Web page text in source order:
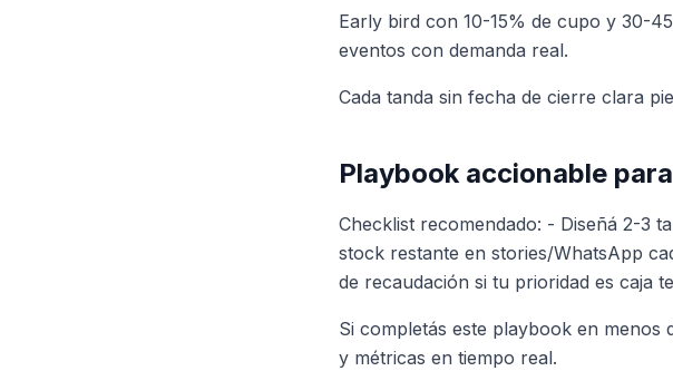
Early bird con 10-15% de cupo y 30-
eventos con demanda real.
Cada tanda sin fecha de cierre clara
Playbook accionable
Checklist recomendado: - Diseñá 2-3
stock restante en stories/WhatsApp
de recaudación si tu prioridad es caja
Si completás este playbook en
y métricas en tiempo real.